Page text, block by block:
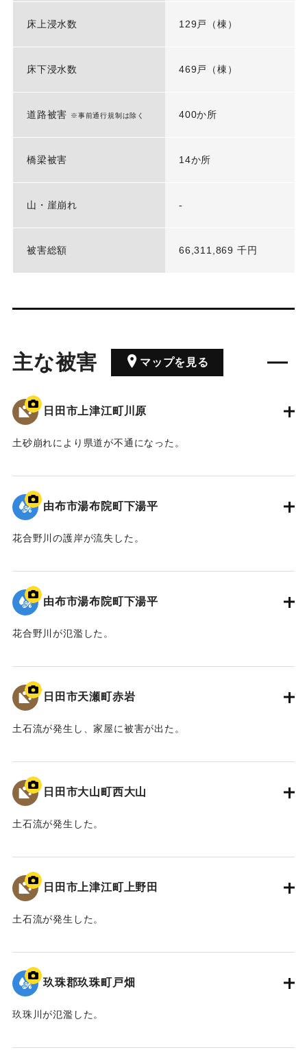
床上浸水数 129戸（棟）
床下浸水数 469戸（棟）
道路被害 ※事前通行規制は除く 400か所
橋梁被害 14か所
山・崖崩れ -
被害総額 66,311,869 千円
主な被害 マップを見る
日田市上津江町川原
土砂崩れにより県道が不通になった。
2020/7/6｜固有コード:01215088
由布市湯布院町下湯平
花合野川の護岸が流失した。
2020/7/6｜固有コード:01215087
由布市湯布院町下湯平
花合野川が氾濫した。
2020/7/6｜固有コード:01215086
日田市天瀬町赤岩
土石流が発生し、家屋に被害が出た。
2020/7/6｜固有コード:01215085
日田市大山町西大山
土石流が発生した。
2020/7/6｜固有コード:01215084
日田市上津江町上野田
土石流が発生した。
2020/7/6｜固有コード:01215083
玖珠郡玖珠町戸畑
玖珠川が氾濫した。
2020/7/6｜固有コード:01215082